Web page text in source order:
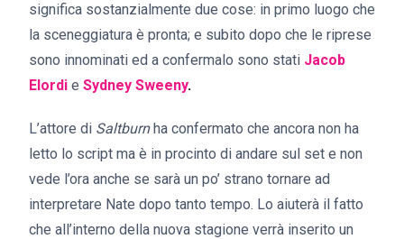
significa sostanzialmente due cose: in primo luogo che
la sceneggiatura è pronta; e subito dopo che le riprese
sono innominati ed a confermalo sono stati Jacob
Elordi e Sydney Sweeny.
L’attore di Saltburnha confermato che ancora non ha
letto lo script ma è in procinto di andare sul set e non
vede l’ora anche se sarà un po’ strano tornare ad
interpretare Nate dopo tanto tempo. Lo aiuterà il fatto
che all’interno della nuova stagione verrà inserito un